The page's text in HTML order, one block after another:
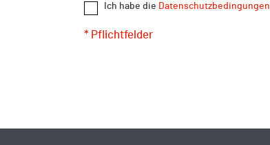
Ich habe die Datenschutzbedingungen
* Pflichtfelder